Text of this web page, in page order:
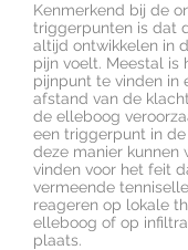
Kenmerkend bij de
triggerpunten is dat
altijd ontwikkelen in
pijn voelt. Meestal is
pijnpunt te vinden in
afstand van de
de elleboog
een triggerpunt in
deze manier kunnen
vinden voor het feit
vermeende
reageren op lokale
elleboog of op
plaats.